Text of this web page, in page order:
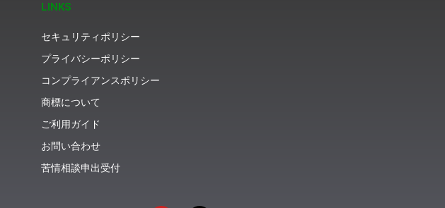
LINKS
セキュリティポリシー
プライバシーポリシー
コンプライアンスポリシー
商標について
ご利用ガイド
お問い合わせ
苦情相談申出受付